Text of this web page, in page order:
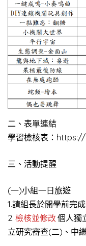
二、表單連結
學習檢核表：
三、活動提醒
(一)小組一日旅遊
1.請組長於開學前完
2. 檢核並修改個人獨
立研究審查(二)、中